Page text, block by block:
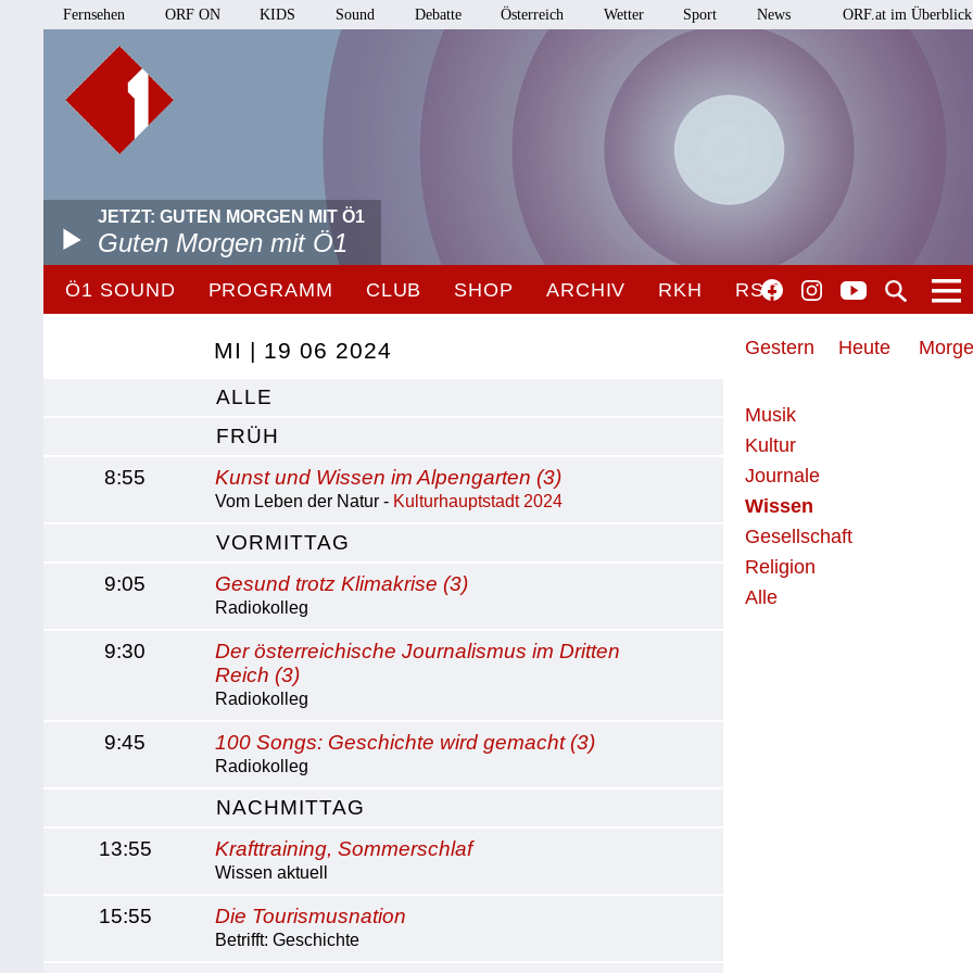
Fernsehen ORF ON KIDS Sound Debatte Österreich Wetter Sport News ORF.at im Überblick
JETZT: GUTEN MORGEN MIT Ö1
Guten Morgen mit Ö1
Ö1 SOUND PROGRAMM CLUB SHOP ARCHIV RKH RSO
Gestern Heute
Musik
Kultur
Journale
Wissen
Gesellschaft
Religion
Alle
MI | 19 06 2024
ALLE
FRÜH
8:55
Kunst und Wissen im Alpengarten (3)
Vom Leben der Natur - Kulturhauptstadt 2024
VORMITTAG
9:05
Gesund trotz Klimakrise (3)
Radiokolleg
9:30
Der österreichische Journalismus im Dritten
Reich (3)
Radiokolleg
9:45 100 Songs: Geschichte wird gemacht (3)
Radiokolleg
NACHMITTAG
13:55
Krafttraining, Sommerschlaf
Wissen aktuell
15:55 Die Tourismusnation
Betrifft: Geschichte